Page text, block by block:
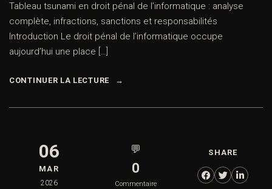
Tableau tsunami en droit pénal de l’informatique : analyse
complète, infractions, sanctions et responsabilités
Introduction Le droit pénal de l’informatique occupe
aujourd’hui une place […]
CONTINUER LA LECTURE
06
MAR
2026
💬
0
Commentaire
SHARE